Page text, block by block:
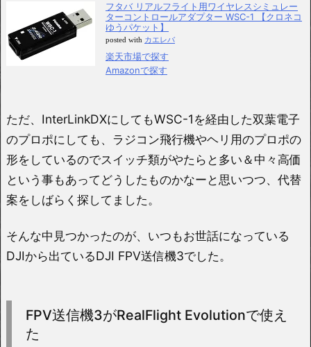
フタバ リアルフライト用ワイヤレスシミュレー
ターコントロールアダプター WSC-1 【クロネコ
ゆうパケット】
posted with カエレバ
楽天市場で探す
Amazonで探す
ただ、InterLinkDXにしてもWSC-1を経由した双葉電子
のプロポにしても、ラジコン飛行機やヘリ用のプロポの
形をしているのでスイッチ類がやたらと多い＆中々高価
という事もあってどうしたものかなーと思いつつ、代替
案をしばらく探してました。
そんな中見つかったのが、いつもお世話になっている
DJIから出ているDJI FPV送信機3でした。
FPV送信機3がRealFlight Evolutionで使え
た